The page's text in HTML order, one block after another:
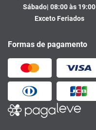
Sábado| 08:00 às 19:00
Exceto Feriados
Formas de pagamento